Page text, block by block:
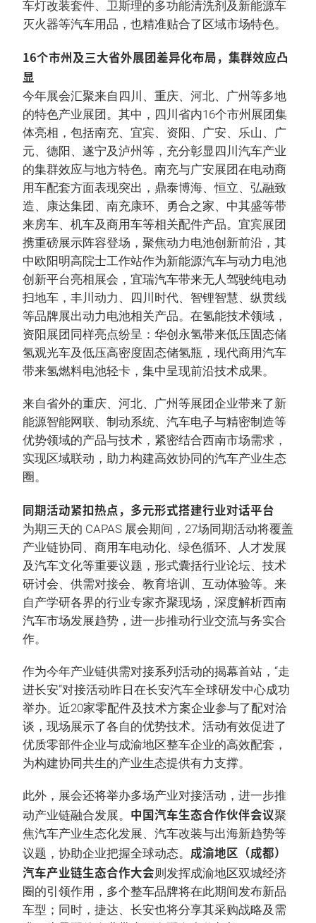
车灯改装套件、卫斯理的多功能清洗剂及新能源车
灭火器等汽车用品，也精准贴合了区域市场特色。
16个市州及三大省外展团差异化布局，集群效应凸
显
今年展会汇聚来自四川、重庆、河北、广州等多地
的特色产业展团。其中，四川省内16个市州展团集
体亮相，包括南充、宜宾、资阳、广安、乐山、广
元、德阳、遂宁及泸州等，充分彰显四川汽车产业
的集群效应与地方特色。南充与广安展团在电动商
用车配套方面表现突出，鼎泰博海、恒立、弘融致
造、康达集团、南充康环、勇合之家、中其盛等带
来房车、机车及商用车等相关配件产品。宜宾展团
携重磅展示阵容登场，聚焦动力电池创新前沿，其
中欧阳明高院士工作站作为新能源汽车与动力电池
创新平台亮相展会，宜瑞汽车带来无人驾驶纯电动
扫地车，丰川动力、四川时代、智锂智慧、纵贯线
等品牌展出动力电池相关产品。在氢能技术领域，
资阳展团同样亮点纷呈：华创永氢带来低压固态储
氢观光车及低压高密度固态储氢瓶，现代商用汽车
带来氢燃料电池轻卡，集中呈现前沿技术成果。
来自省外的重庆、河北、广州等展团企业带来了新
能源智能网联、制动系统、汽车电子与精密制造等
优势领域的产品与技术，紧密结合西南市场需求，
实现区域联动，助力构建高效协同的汽车产业生态
圈。
同期活动紧扣热点，多元形式搭建行业对话平台
为期三天的 CAPAS 展会期间，27场同期活动将覆盖
产业链协同、商用车电动化、绿色循环、人才发展
及汽车文化等重要议题，形式囊括行业论坛、技术
研讨会、供需对接会、教育培训、互动体验等。来
自产学研各界的行业专家齐聚现场，深度解析西南
汽车市场发展趋势，进一步推动行业交流与务实合
作。
作为今年产业链供需对接系列活动的揭幕首站，“走
进长安”对接活动昨日在长安汽车全球研发中心成功
举办。近20家零配件及技术方案企业参与了配对洽
谈，现场展示了各自的优势技术。活动有效促进了
优质零部件企业与成渝地区整车企业的高效配套，
为构建协同共生的产业生态提供有力支撑。
此外，展会还将举办多场产业对接活动，进一步推
动产业链融合发展。 中国汽车生态合作伙伴会议聚
焦汽车产业生态化发展、汽车改装与出海新趋势等
议题，协助企业把握全球动态。 成渝地区（成都）
汽车产业链生态合作大会则发挥成渝地区双城经济
圈的引领作用，多个整车品牌将在此期间发布新品
车型；同时，捷达、长安也将分享其采购战略及需